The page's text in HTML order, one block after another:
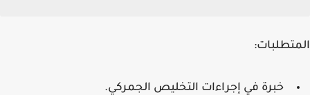
المتطلبات:
خبرة في إجراءات التخليص الجمركي.